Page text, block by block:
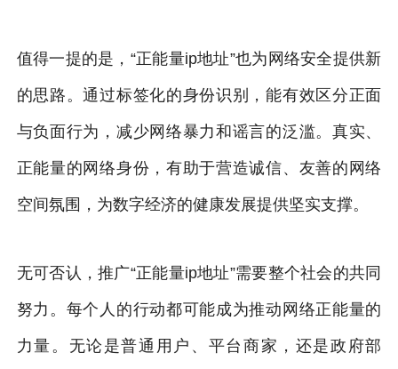
值得一提的是，“正能量ip地址”也为网络安全提供新
的思路。通过标签化的身份识别，能有效区分正面
与负面行为，减少网络暴力和谣言的泛滥。真实、
正能量的网络身份，有助于营造诚信、友善的网络
空间氛围，为数字经济的健康发展提供坚实支撑。
无可否认，推广“正能量ip地址”需要整个社会的共同
努力。每个人的行动都可能成为推动网络正能量的
力量。无论是普通用户、平台商家，还是政府部